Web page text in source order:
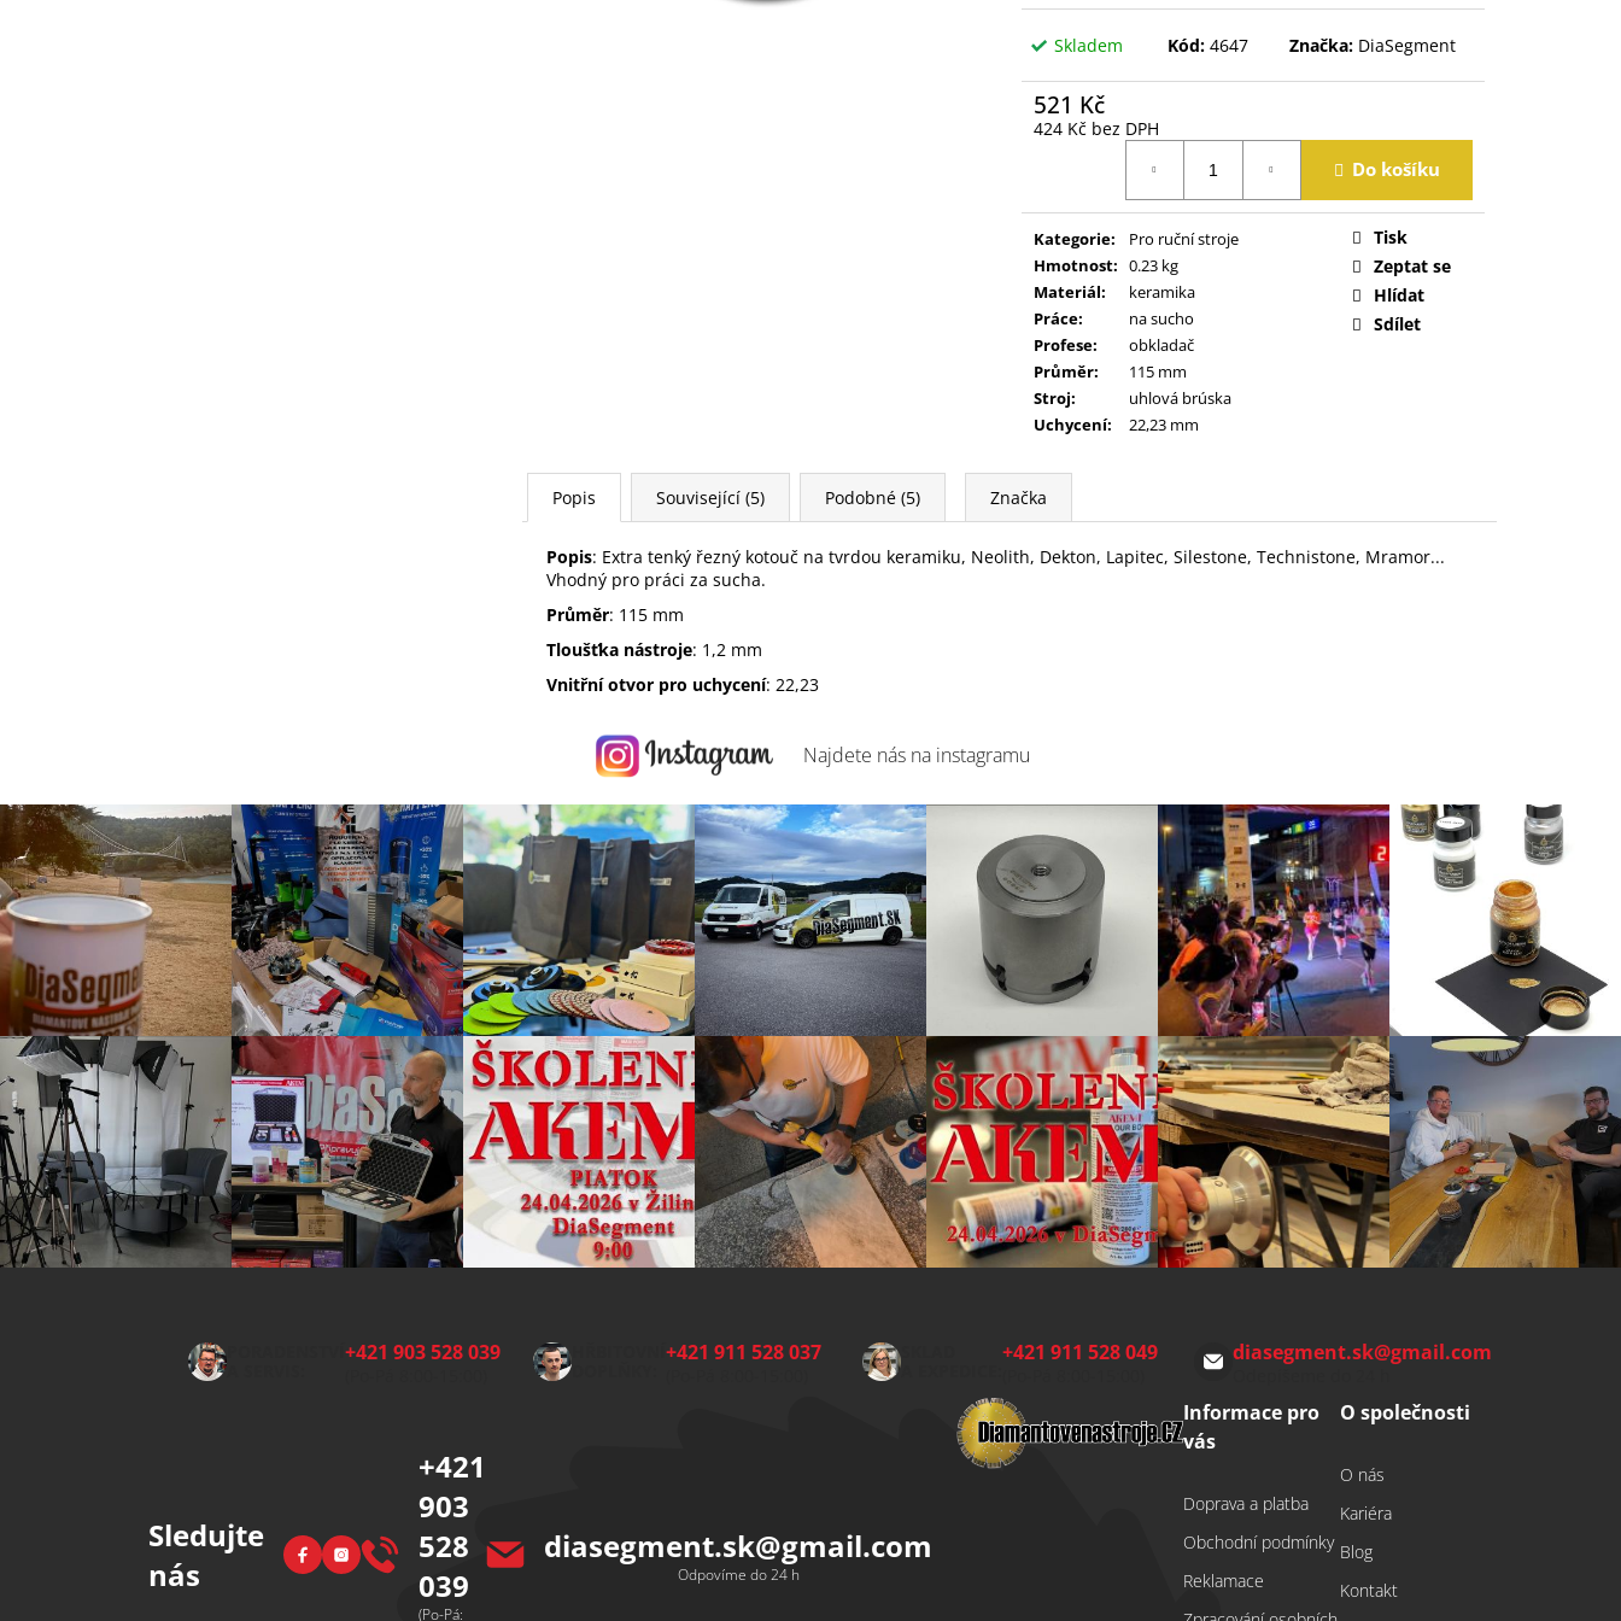
Skladem Kód: 4647 Značka: DiaSegment
521 Kč
424 Kč bez DPH
Do košíku
Kategorie:
Pro ruční stroje
Hmotnost: 0.23 kg
Materiál:
keramika
Práce:
na sucho
Profese:
obkladač
Průměr:
115 mm
Stroj:
uhlová brúska
Uchycení: 22,23 mm
Tisk
Zeptat se
Hlídat
Sdílet
Popis Související (5) Podobné (5) Značka
Popis: Extra tenký řezný kotouč na tvrdou keramiku, Neolith, Dekton, Lapitec, Silestone, Technistone, Mramor...
Vhodný pro práci za sucha.
Průměr: 115 mm
Tloušťka nástroje: 1,2 mm
Vnitřní otvor pro uchycení: 22,23
Najdete nás na instagramu
PORADENSTVÍ+421 903 528 039
HŘBITOVNÍ+421 911 528 037
SKLAD
A EXPEDICE:
+421 911 528 049 diasegment.sk@gmail.com
Sledujte
nás
FacebookInstagram
+421
903
528
039
(Po-Pá:
diasegment.sk@gmail.com
Odpovíme do 24 h
Informace pro
vás
Doprava a platba
Obchodní podmínky
Reklamace
O společnosti
O nás
Kariéra
Blog
Kontakt